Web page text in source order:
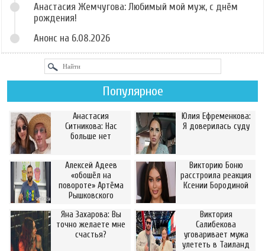
Анастасия Жемчугова: Любимый мой муж, с днём
рождения!
Анонс на 6.08.2026
Популярное
Анастасия
Ситникова: Нас
больше нет
Юлия Ефременкова:
Я доверилась суду
Алексей Адеев
«обошёл на
повороте» Артёма
Рышковского
Викторию Боню
расстроила реакция
Ксении Бородиной
Яна Захарова: Вы
точно желаете мне
счастья?
Виктория
Салибекова
уговаривает мужа
улететь в Таиланд